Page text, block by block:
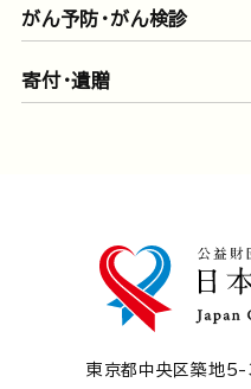
がん予防・がん検診
寄付・遺贈
東京都中央区築地